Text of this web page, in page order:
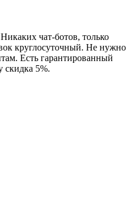
чат-ботов, только
круглосуточный. Не нужно
Есть гарантированный
скидка 5%.